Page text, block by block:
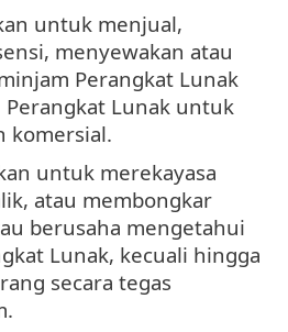
untuk menjual,
menyewakan atau
Perangkat Lunak
Lunak untuk
komersial.
untuk merekayasa
atau membongkar
berusaha mengetahui
Lunak, kecuali hingga
secara tegas